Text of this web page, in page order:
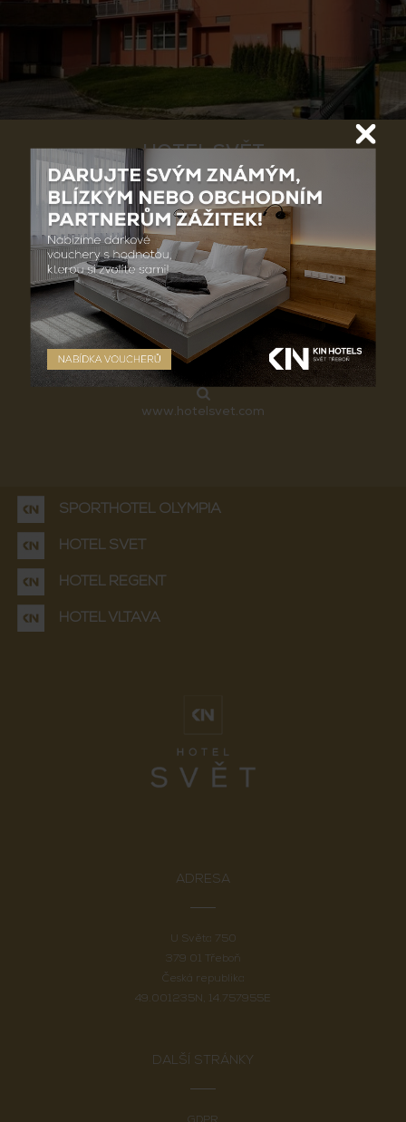
HOTEL SVĚT
U Světa 750
379 01 Třeboň
Česká republika
Recepce
+420 384 721 394
info@hotelsvet.com
www.hotelsvet.com
SPORTHOTEL OLYMPIA
HOTEL SVĚT
HOTEL REGENT
HOTEL VLTAVA
ADRESA
U Světa 750
379 01 Třeboň
Česká republika
49.001235N, 14.757955E
DALŠÍ STRÁNKY